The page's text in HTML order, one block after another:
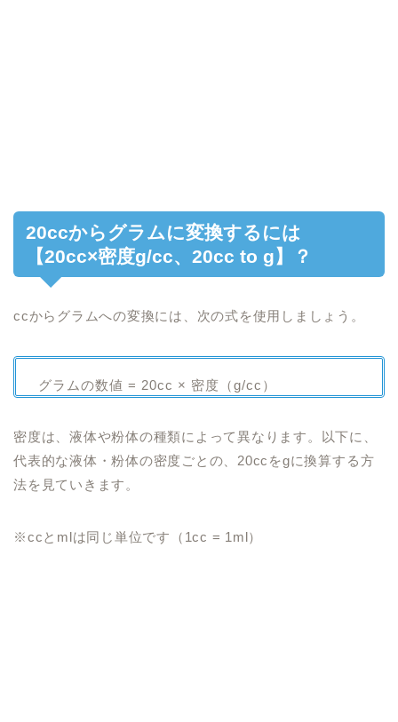
20ccからグラムに変換するには
【20cc×密度g/cc、20cc to g】？
ccからグラムへの変換には、次の式を使用しましょう。
グラムの数値 = 20cc × 密度（g/cc）
密度は、液体や粉体の種類によって異なります。以下に、
代表的な液体・粉体の密度ごとの、20ccをgに換算する方
法を見ていきます。
※ccとmlは同じ単位です（1cc = 1ml）